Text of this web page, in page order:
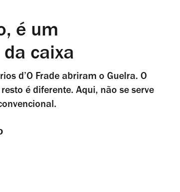
é um
caixa
d’O Frade abriram o Guelra. O
é diferente. Aqui, não se serve